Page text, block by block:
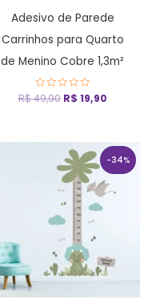
Adesivo de Parede
Carrinhos para Quarto
de Menino Cobre 1,3m²
Avaliação
0
R$49,90 R$ 19,90
-34%
O
preço
original
era:
R$ 99,90.
O
preço
atual
é: